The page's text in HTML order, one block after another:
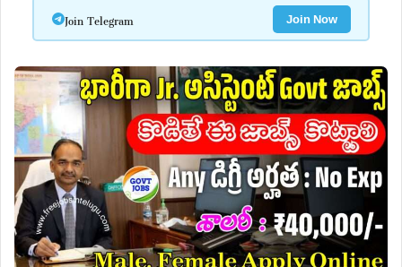
Join Telegram Join Now